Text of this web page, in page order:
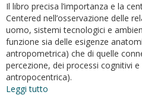
Il libro precisa l’importanza e la
Centered nell’osservazione delle
uomo, sistemi tecnologici e
funzione sia delle esigenze
antropometrica) che di quelle
percezione, dei processi cognitivi
antropocentrica).
Leggi tutto